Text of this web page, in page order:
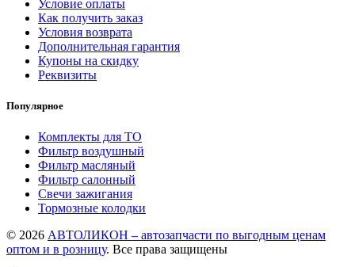
Условие оплаты
Как получить заказ
Условия возврата
Дополнительная гарантия
Купоны на скидку
Реквизиты
Популярное
Комплекты для ТО
Фильтр воздушный
Фильтр масляный
Фильтр салонный
Свечи зажигания
Тормозные колодки
© 2026 АВТОЛИКОН – автозапчасти по выгодным ценам
оптом и в розницу. Все права защищены